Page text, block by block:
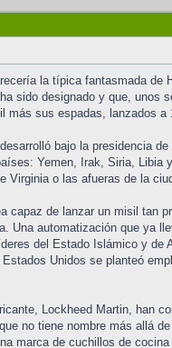
la típica fantasmada
sido designado y que,
sus espadas, lanzados
bajo la presidencia
Yemen, Irak, Siria,
Virginia o las afueras de la
capaz de lanzar un misil
Una automatización que ya
del Estado Islámico y
Unidos se planteó
Lockheed Martin, han
no tiene nombre más allá
marca de cuchillos de